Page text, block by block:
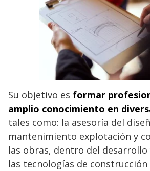
Su objetivo es formar
amplio conocimiento en
tales como: la asesoría del
mantenimiento explotación y
las obras, dentro del desarrollo
las tecnologías de